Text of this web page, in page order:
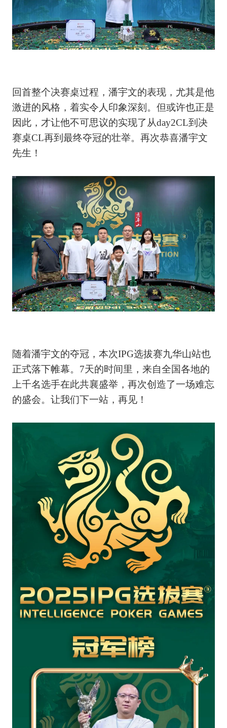
回首整个决赛桌过程，潘宇文的表现，尤其是他
激进的风格，着实令人印象深刻。但或许也正是
因此，才让他不可思议的实现了从day2CL到决
赛桌CL再到最终夺冠的壮举。再次恭喜潘宇文
先生！
随着潘宇文的夺冠，本次IPG选拔赛九华山站也
正式落下帷幕。7天的时间里，来自全国各地的
上千名选手在此共襄盛举，再次创造了一场难忘
的盛会。让我们下一站，再见！